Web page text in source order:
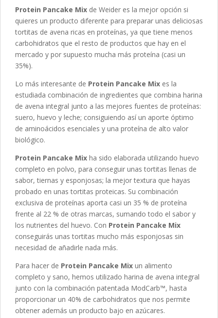
Protein Pancake Mix de Weider es la mejor opción si
quieres un producto diferente para preparar unas deliciosas
tortitas de avena ricas en proteínas, ya que tiene menos
carbohidratos que el resto de productos que hay en el
mercado y por supuesto mucha más proteína (casi un
35%).
Lo más interesante de Protein Pancake Mix es la
estudiada combinación de ingredientes que combina harina
de avena integral junto a las mejores fuentes de proteínas:
suero, huevo y leche; consiguiendo así un aporte óptimo
de aminoácidos esenciales y una proteína de alto valor
biológico.
Protein Pancake Mix ha sido elaborada utilizando huevo
completo en polvo, para conseguir unas tortitas llenas de
sabor, tiernas y esponjosas; la mejor textura que hayas
probado en unas tortitas proteicas. Su combinación
exclusiva de proteínas aporta casi un 35 % de proteína
frente al 22 % de otras marcas, sumando todo el sabor y
los nutrientes del huevo. Con Protein Pancake Mix
conseguirás unas tortitas mucho más esponjosas sin
necesidad de añadirle nada más.
Para hacer de Protein Pancake Mix un alimento
completo y sano, hemos utilizado harina de avena integral
junto con la combinación patentada ModCarb™, hasta
proporcionar un 40% de carbohidratos que nos permite
obtener además un producto bajo en azúcares.